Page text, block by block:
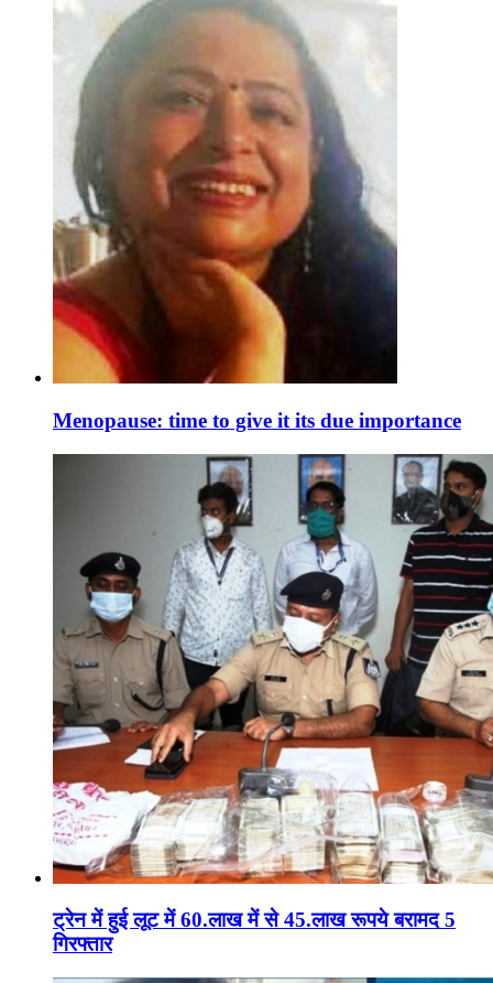
Menopause: time to give it its due importance
ट्रेन में हुई लूट में 60.लाख में से 45.लाख रूपये बरामद 5
गिरफ्तार